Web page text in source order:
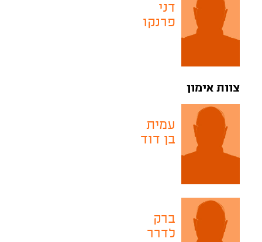
דני
פרנקו
צוות אימון
עמית
בן דוד
ברק
לדרר